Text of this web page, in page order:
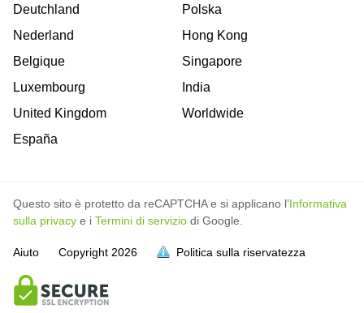
Deutchland
Nederland
Belgique
Luxembourg
United Kingdom
España
Polska
Hong Kong
Singapore
India
Worldwide
Questo sito è protetto da reCAPTCHA e si applicano l’Informativa
sulla privacy e i Termini di servizio di Google.
Aiuto Copyright 2026 Politica sulla riservatezza